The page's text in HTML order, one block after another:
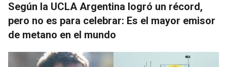
Según la UCLA Argentina logró un récord,
pero no es para celebrar: Es el mayor emisor
de metano en el mundo